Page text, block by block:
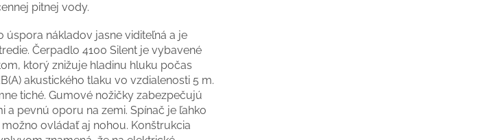
pitnej vody.
úspora nákladov jasne viditeľná a je
Čerpadlo 4100 Silent je vybavené
ktorý znižuje hladinu hluku počas
akustického tlaku vo vzdialenosti 5 m.
tiché. Gumové nožičky zabezpečujú
a pevnú oporu na zemi. Spínač je ľahko
ovládať aj nohou. Konštrukcia